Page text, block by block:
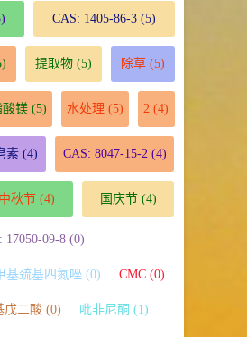
CAS: 1405-86-3(5)
提取物(5) 除草(5)
酸镁(5) 水处理 (5) 2 (4)
素 (4) CAS: 8047-15-2(4)
中秋节 (4) 国庆节(4)
17050-09-8 (0)
基巯基四氮唑 (0) CMC (0)
戊二酸 (0) 吡非尼酮 (1)